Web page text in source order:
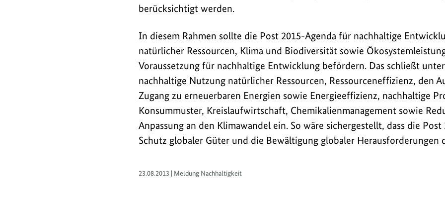
Entwicklung:
globale
Herausforderungen,
Interessen
und
Ziele"
verabschiedet.
berücksichtigt werden.
In diesem Rahmen sollte die Post 2015-Agenda für nachhaltige
natürlicher Ressourcen, Klima und Biodiversität sowie
Voraussetzung für nachhaltige Entwicklung befördern. Das schließt
nachhaltige Nutzung natürlicher Ressourcen, Ressourceneffizienz, den
Zugang zu erneuerbaren Energien sowie Energieeffizienz, nachhaltige
Konsummuster, Kreislaufwirtschaft, Chemikalienmanagement sowie
Anpassung an den Klimawandel ein. So wäre sichergestellt, dass die Post
Schutz globaler Güter und die Bewältigung globaler Herausforderungen
23.08.2013 | Meldung Nachhaltigkeit